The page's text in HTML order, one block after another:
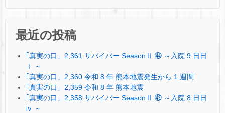
最近の投稿
｢真実の口」2,361 サバイバー SeasonⅡ ㊹ ～入院 9 日日
ⅰ ～
｢真実の口」2,360 令和 8 年 熊本地震発生から 1 週間
｢真実の口」2,359 令和 8 年 熊本地震
｢真実の口」2,358 サバイバー SeasonⅡ ㊸ ～入院 8 日日
ⅳ ～